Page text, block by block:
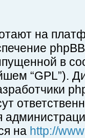
на
в
“GPL”).
на http://